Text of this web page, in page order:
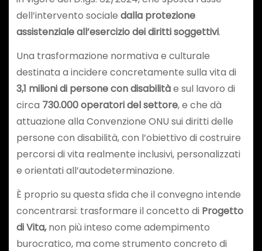
dell’intervento sociale dalla protezione
assistenziale all’esercizio dei diritti soggettivi.
Una trasformazione normativa e culturale
destinata a incidere concretamente sulla vita di
3,1 milioni di persone con disabilitàe sul lavoro di
circa 730.000 operatori del settore, e che dà
attuazione alla Convenzione ONU sui diritti delle
persone con disabilità, con l’obiettivo di costruire
percorsi di vita realmente inclusivi, personalizzati
e orientati all’autodeterminazione.
È proprio su questa sfida che il convegno intende
concentrarsi: trasformare il concetto di Progetto
di Vita,non più inteso come adempimento
burocratico, ma come strumento concreto di